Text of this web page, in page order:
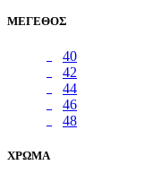
ΜΕΓΕΘΟΣ
40
42
44
46
48
ΧΡΩΜΑ